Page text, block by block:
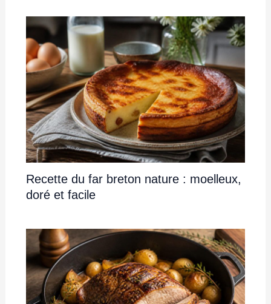
Recette du far breton nature : moelleux,
doré et facile